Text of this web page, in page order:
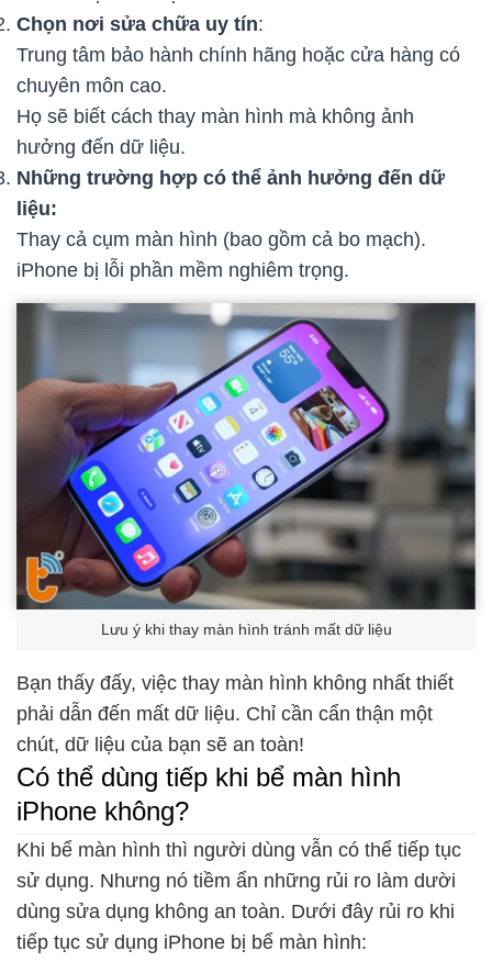
Chọn nơi sửa chữa uy tín:
Trung tâm bảo hành chính hãng hoặc cửa hàng có
chuyên môn cao.
Họ sẽ biết cách thay màn hình mà không ảnh
hưởng đến dữ liệu.
Những trường hợp có thể ảnh hưởng đến dữ
liệu:
Thay cả cụm màn hình (bao gồm cả bo mạch).
iPhone bị lỗi phần mềm nghiêm trọng.
Lưu ý khi thay màn hình tránh mất dữ liệu
Bạn thấy đấy, việc thay màn hình không nhất thiết
phải dẫn đến mất dữ liệu. Chỉ cần cẩn thận một
chút, dữ liệu của bạn sẽ an toàn!
Có thể dùng tiếp khi bể màn hình
iPhone không?
Khi bể màn hình thì người dùng vẫn có thể tiếp tục
sử dụng. Nhưng nó tiềm ẩn những rủi ro làm dười
dùng sửa dụng không an toàn. Dưới đây rủi ro khi
tiếp tục sử dụng iPhone bị bể màn hình: